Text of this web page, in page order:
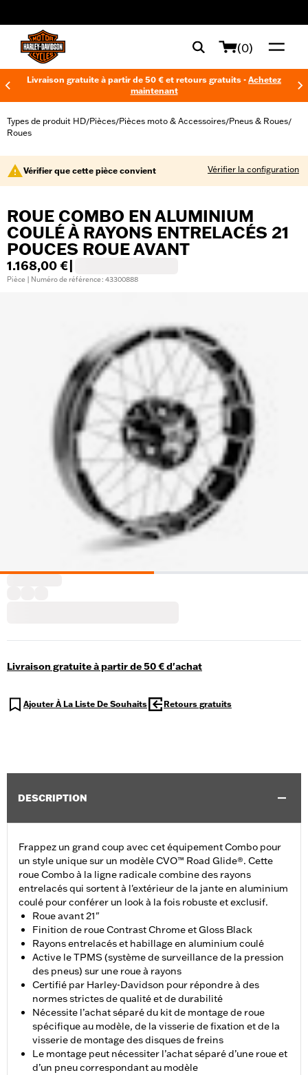
(0)
Livraison gratuite à partir de 50 € et retours gratuits - Achetez
maintenant
Types de produit HD/Pièces/Pièces moto & Accessoires/Pneus & Roues/
Roues
Vérifier que cette pièce convient Vérifier la configuration
ROUE COMBO EN ALUMINIUM
COULÉ À RAYONS ENTRELACÉS 21
POUCES ROUE AVANT
1.168,00 €
Pièce | Numéro de référence : 43300888
Livraison gratuite à partir de 50 € d'achat
Ajouter À La Liste De Souhaits Retours gratuits
DESCRIPTION
Frappez un grand coup avec cet équipement Combo pour
un style unique sur un modèle CVO™ Road Glide®. Cette
roue Combo à la ligne radicale combine des rayons
entrelacés qui sortent à l'extérieur de la jante en aluminium
coulé pour conférer un look à la fois robuste et exclusif.
Roue avant 21"
Finition de roue Contrast Chrome et Gloss Black
Rayons entrelacés et habillage en aluminium coulé
Active le TPMS (système de surveillance de la pression
des pneus) sur une roue à rayons
Certifié par Harley-Davidson pour répondre à des
normes strictes de qualité et de durabilité
Nécessite l’achat séparé du kit de montage de roue
spécifique au modèle, de la visserie de fixation et de la
visserie de montage des disques de freins
Le montage peut nécessiter l’achat séparé d’une roue et
d’un pneu correspondant au modèle